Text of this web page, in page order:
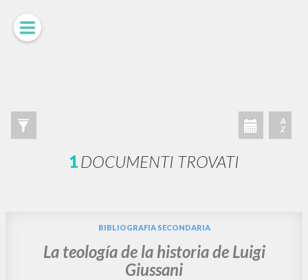
A
Z
1DOCUMENTI TROVATI
BIBLIOGRAFIA SECONDARIA
La teología de la historia de Luigi
Giussani